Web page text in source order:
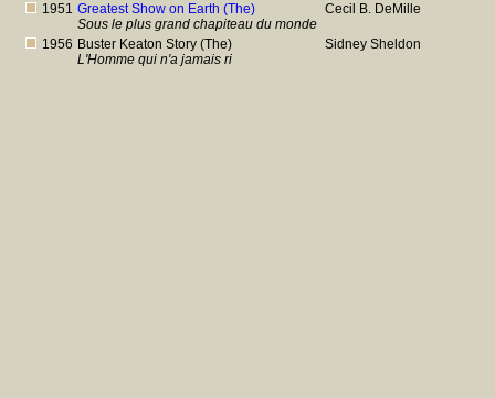
1951 Greatest Show on Earth (The)
Sous le plus grand chapiteau du monde
Cecil B. DeMille
1956 Buster Keaton Story (The)
L'Homme qui n'a jamais ri
Sidney Sheldon